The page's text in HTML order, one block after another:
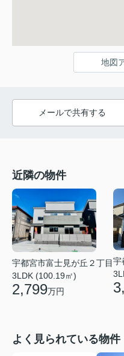
地図
メールで共有する
近隣の物件
宇都宮市富士見が丘２丁目
3LDK (100.19㎡)
2,799万円
宇
よく見られている物件